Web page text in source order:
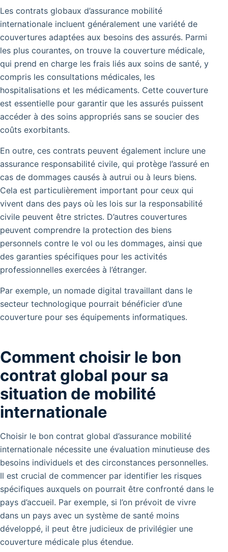
Les contrats globaux d’assurance mobilité
internationale incluent généralement une variété de
couvertures adaptées aux besoins des assurés. Parmi
les plus courantes, on trouve la couverture médicale,
qui prend en charge les frais liés aux soins de santé, y
compris les consultations médicales, les
hospitalisations et les médicaments. Cette couverture
est essentielle pour garantir que les assurés puissent
accéder à des soins appropriés sans se soucier des
coûts exorbitants.
En outre, ces contrats peuvent également inclure une
assurance responsabilité civile, qui protège l’assuré en
cas de dommages causés à autrui ou à leurs biens.
Cela est particulièrement important pour ceux qui
vivent dans des pays où les lois sur la responsabilité
civile peuvent être strictes. D’autres couvertures
peuvent comprendre la protection des biens
personnels contre le vol ou les dommages, ainsi que
des garanties spécifiques pour les activités
professionnelles exercées à l’étranger.
Par exemple, un nomade digital travaillant dans le
secteur technologique pourrait bénéficier d’une
couverture pour ses équipements informatiques.
Comment choisir le bon
contrat global pour sa
situation de mobilité
internationale
Choisir le bon contrat global d’assurance mobilité
internationale nécessite une évaluation minutieuse des
besoins individuels et des circonstances personnelles.
Il est crucial de commencer par identifier les risques
spécifiques auxquels on pourrait être confronté dans le
pays d’accueil. Par exemple, si l’on prévoit de vivre
dans un pays avec un système de santé moins
développé, il peut être judicieux de privilégier une
couverture médicale plus étendue.